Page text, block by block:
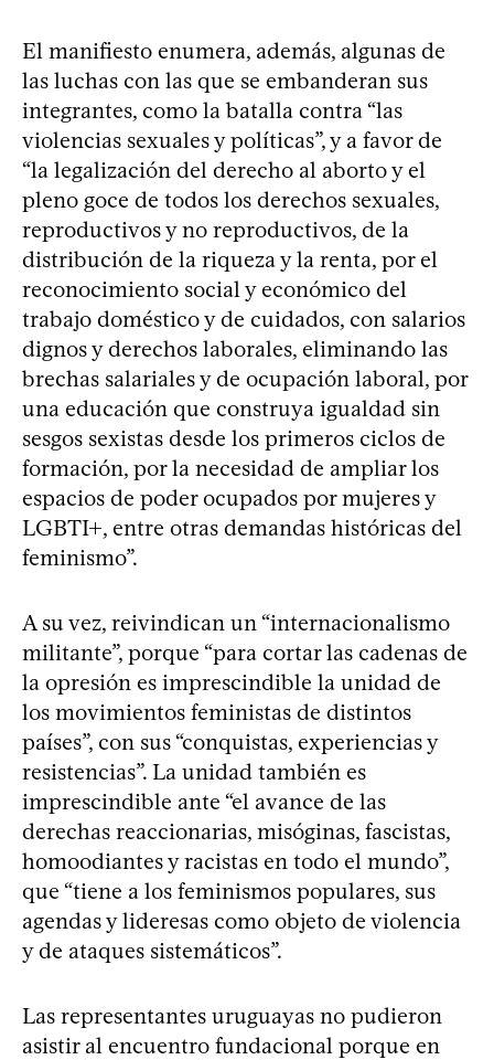
El manifiesto enumera, además, algunas de
las luchas con las que se embanderan sus
integrantes, como la batalla contra “las
violencias sexuales y políticas”, y a favor de
“la legalización del derecho al aborto y el
pleno goce de todos los derechos sexuales,
reproductivos y no reproductivos, de la
distribución de la riqueza y la renta, por el
reconocimiento social y económico del
trabajo doméstico y de cuidados, con salarios
dignos y derechos laborales, eliminando las
brechas salariales y de ocupación laboral, por
una educación que construya igualdad sin
sesgos sexistas desde los primeros ciclos de
formación, por la necesidad de ampliar los
espacios de poder ocupados por mujeres y
LGBTI+, entre otras demandas históricas del
feminismo”.
A su vez, reivindican un “internacionalismo
militante”, porque “para cortar las cadenas de
la opresión es imprescindible la unidad de
los movimientos feministas de distintos
países”, con sus “conquistas, experiencias y
resistencias”. La unidad también es
imprescindible ante “el avance de las
derechas reaccionarias, misóginas, fascistas,
homoodiantes y racistas en todo el mundo”,
que “tiene a los feminismos populares, sus
agendas y lideresas como objeto de violencia
y de ataques sistemáticos”.
Las representantes uruguayas no pudieron
asistir al encuentro fundacional porque en